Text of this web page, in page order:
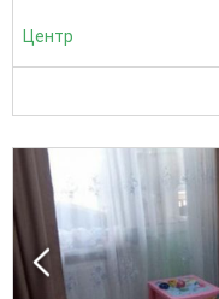
Центр